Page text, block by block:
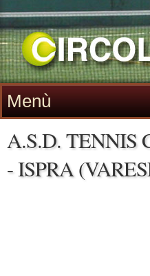
Menù
A.S.D. TENNIS
- ISPRA